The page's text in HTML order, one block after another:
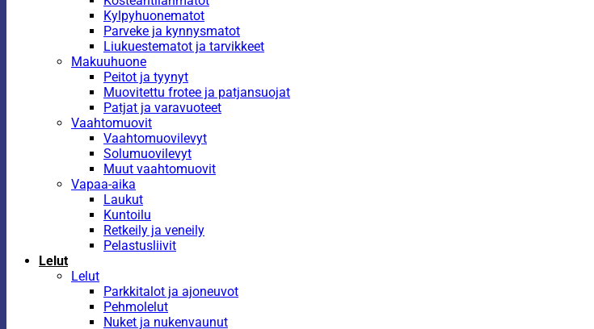
Kylpyhuonematot
Parveke ja kynnysmatot
Liukuestematot ja tarvikkeet
Makuuhuone
Peitot ja tyynyt
Muovitettu frotee ja patjansuojat
Patjat ja varavuoteet
Vaahtomuovit
Vaahtomuovilevyt
Solumuovilevyt
Muut vaahtomuovit
Vapaa-aika
Laukut
Kuntoilu
Retkeily ja veneily
Pelastusliivit
Lelut
Lelut
Parkkitalot ja ajoneuvot
Pehmolelut
Nuket ja nukenvaunut